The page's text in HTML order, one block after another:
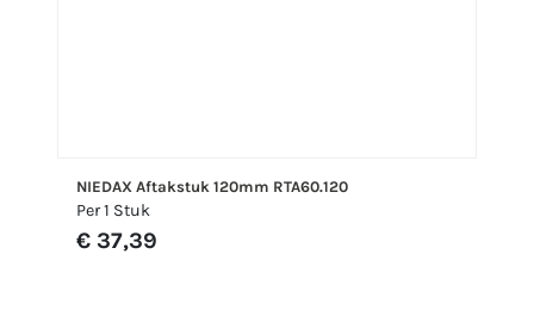
NIEDAX Aftakstuk 120mm RTA60.120
Per 1 Stuk
€ 37,39